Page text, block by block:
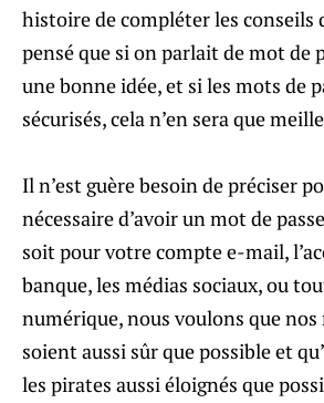
histoire de compléter les conseils
pensé que si on parlait de mot de
une bonne idée, et si les mots de
sécurisés, cela n’en sera que
Il n’est guère besoin de préciser
nécessaire d’avoir un mot de
soit pour votre compte e-mail,
banque, les médias sociaux, ou
numérique, nous voulons que nos
soient aussi sûr que possible et
les pirates aussi éloignés que